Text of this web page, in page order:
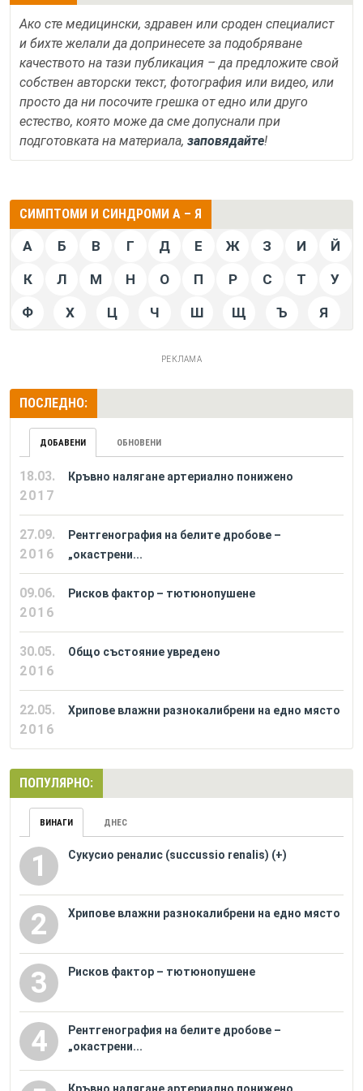
Ако сте медицински, здравен или сроден специалист
и бихте желали да допринесете за подобряване
качеството на тази публикация – да предложите свой
собствен авторски текст, фотография или видео, или
просто да ни посочите грешка от едно или друго
естество, която може да сме допуснали при
подготовката на материала, заповядайте!
СИМПТОМИ И СИНДРОМИ А – Я
А Б В Г Д Е Ж З И Й
К Л М Н О П Р С Т У
Ф Х Ц Ч Ш Щ Ъ Я
РЕКЛАМА
ПОСЛЕДНО:
ДОБАВЕНИ ОБНОВЕНИ
18.03.
2017
Кръвно налягане артериално понижено
27.09.
2016
Рентгенография на белите дробове –
„окастрени...
09.06.
2016
Рисков фактор – тютюнопушене
30.05.
2016
Общо състояние увредено
22.05.
2016
Хрипове влажни разнокалибрени на едно място
ПОПУЛЯРНО:
ВИНАГИ ДНЕС
1 Сукусио реналис (succussio renalis) (+)
2 Хрипове влажни разнокалибрени на едно място
3 Рисков фактор – тютюнопушене
4
Рентгенография на белите дробове –
„окастрени...